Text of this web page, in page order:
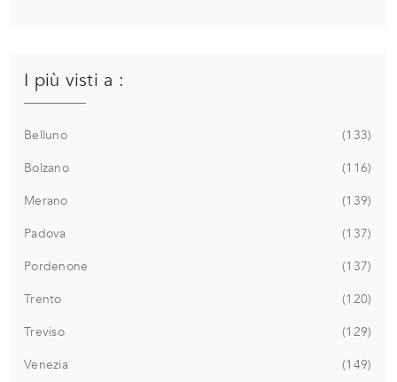
I più visti a :
Belluno
133
Bolzano
116
Merano
139
Padova
137
Pordenone
137
Trento
120
Treviso
129
Venezia
149